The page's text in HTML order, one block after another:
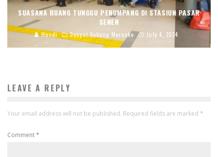
SUASANA RUANG TUNGGU PENUMPANG DI STASIUN PASAR
SENEN
Handi Denyut Sabang Merauke July 4, 2024
LEAVE A REPLY
Your email address will not be published. Required fields are marked *
Comment*